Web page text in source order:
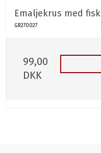
Emaljekrus med fisk
GR270027
99,00
DKK